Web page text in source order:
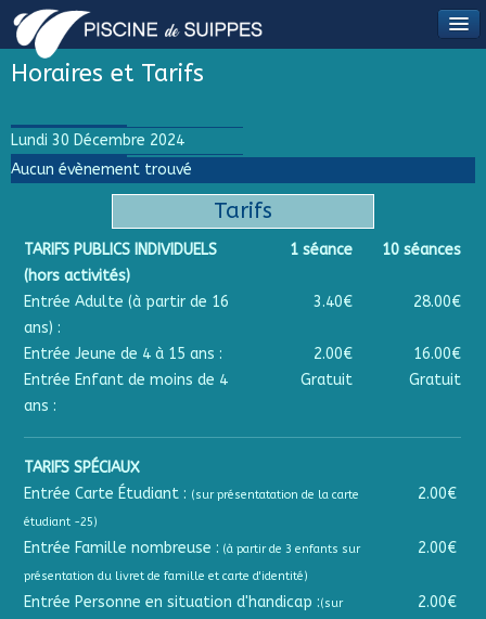
Horaires et Tarifs
Lundi 30 Décembre 2024
Aucun évènement trouvé
Tarifs
TARIFS PUBLICS INDIVIDUELS
(hors activités)
1 séance 10 séances
Entrée Adulte (à partir de 16
ans) :
3.40€ 28.00€
Entrée Jeune de 4 à 15 ans : 2.00€
16.00€
Entrée Enfant de moins de 4
ans :
Gratuit Gratuit
TARIFS SPÉCIAUX
Entrée Carte Étudiant : (sur présentatation de la carte
étudiant -25)
2.00€
Entrée Famille nombreuse : (à partir de 3 enfants sur
présentation du livret de famille et carte d'identité)
2.00€
Entrée Personne en situation d'handicap :(sur
2.00€